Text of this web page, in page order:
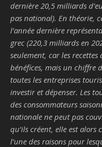
dernière 20,5 milliards
pas national). En théorie,
l’année dernière
grec (220,3 milliards en
seulement, car les
bénéfices, mais un chiffre
toutes les entreprises
investir et dépenser. Les
des consommateurs
nationale ne peut pas
qu’ils créent, elle est alors
l’une des raisons pour